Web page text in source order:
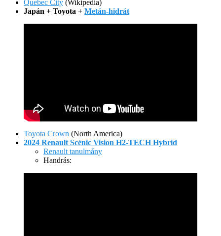
Quebec City (Wikipedia)
Japán + Toyota + Metán-hidrát
Toyota Crown (North America)
2024 Renault Scénic Vision H2-TECH Hybrid
Renault tanulmány
Handrás: